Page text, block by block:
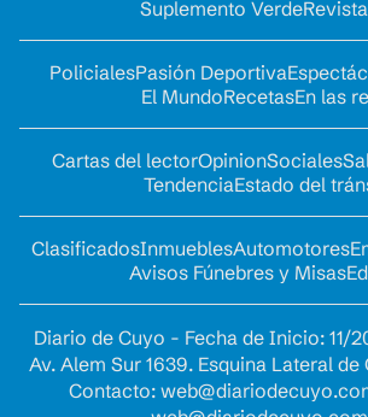
Suplemento Verde
PolicialesPasión Deportiva
El MundoRecetasEn las
Cartas del lectorOpinionSociales
TendenciaEstado del
ClasificadosInmueblesAutomotores
Avisos Fúnebres y Misas
Diario de Cuyo - Fecha de Inicio: 11/
Av. Alem Sur 1639. Esquina Lateral
Contacto: